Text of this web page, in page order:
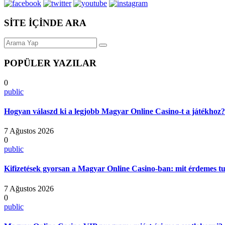
SİTE İÇİNDE ARA
POPÜLER YAZILAR
0
public
Hogyan válaszd ki a legjobb Magyar Online Casino-t a játékhoz?
7 Ağustos 2026
0
public
Kifizetések gyorsan a Magyar Online Casino-ban: mit érdemes
7 Ağustos 2026
0
public